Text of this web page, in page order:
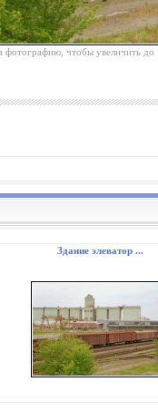
фотографию, чтобы увеличить
Здание элеватор ...